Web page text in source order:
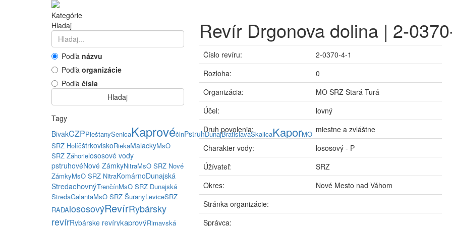
Kategórie
Hladaj
Podľa názvu
Podľa organizácie
Podľa čísla
Hladaj
Tagy
BivakCZPPieštanySenicaKaprovéčlnPstruhDunajBratislavaSkalicaKaporMO
SRZ HolíčštrkoviskoRiekaMalackyMsO
SRZ Záhorielososové vody
pstruhovéNové ZámkyNitraMsO SRZ Nové
ZámkyMsO SRZ NitraKomárnoDunajská
StredachovnýTrenčínMsO SRZ Dunajská
StredaGalantaMsO SRZ ŠuranyLeviceSRZ
RADAlososovýRevírRybársky
revírRybárske revírykaprovýRimavská
Revír Drgonova dolina | 2-
Číslo revíru:
2-0370-4-1
Rozloha:
0
Organizácia:
MO SRZ Stará Turá
Účel:
lovný
Druh povolenia:
miestne a zvláštne
Charakter vody:
lososový - P
Úžívateľ:
SRZ
Okres:
Nové Mesto nad Váhom
Stránka organizácie:
Správca: